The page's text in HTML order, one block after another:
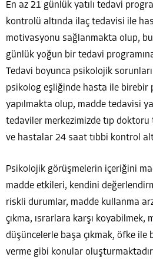
En az 21 günlük yatılı tedavi
kontrolü altında ilaç tedavisi ile
motivasyonu sağlanmakta olup,
günlük yoğun bir tedavi
Tedavi boyunca psikolojik
psikolog eşliğinde hasta ile birebir
yapılmakta olup, madde tedavisi
tedaviler merkezimizde tıp
ve hastalar 24 saat tıbbi kontrol
Psikolojik görüşmelerin içeriğini
madde etkileri, kendini
riskli durumlar, madde kullanma
çıkma, ısrarlara karşı koyabilmek,
düşüncelerle başa çıkmak, öfke ile
verme gibi konular